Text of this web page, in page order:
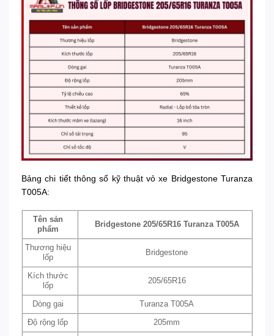
Bảng chi tiết thông số kỹ thuật vỏ xe Bridgestone Turanza
T005A:
Tên sản
phẩm
Bridgestone 205/65R16 Turanza T005A
Thương hiệu
lốp
Bridgestone
Kích thước
lốp
205/65R16
Dòng gai Turanza T005A
Độ rộng lốp 205mm